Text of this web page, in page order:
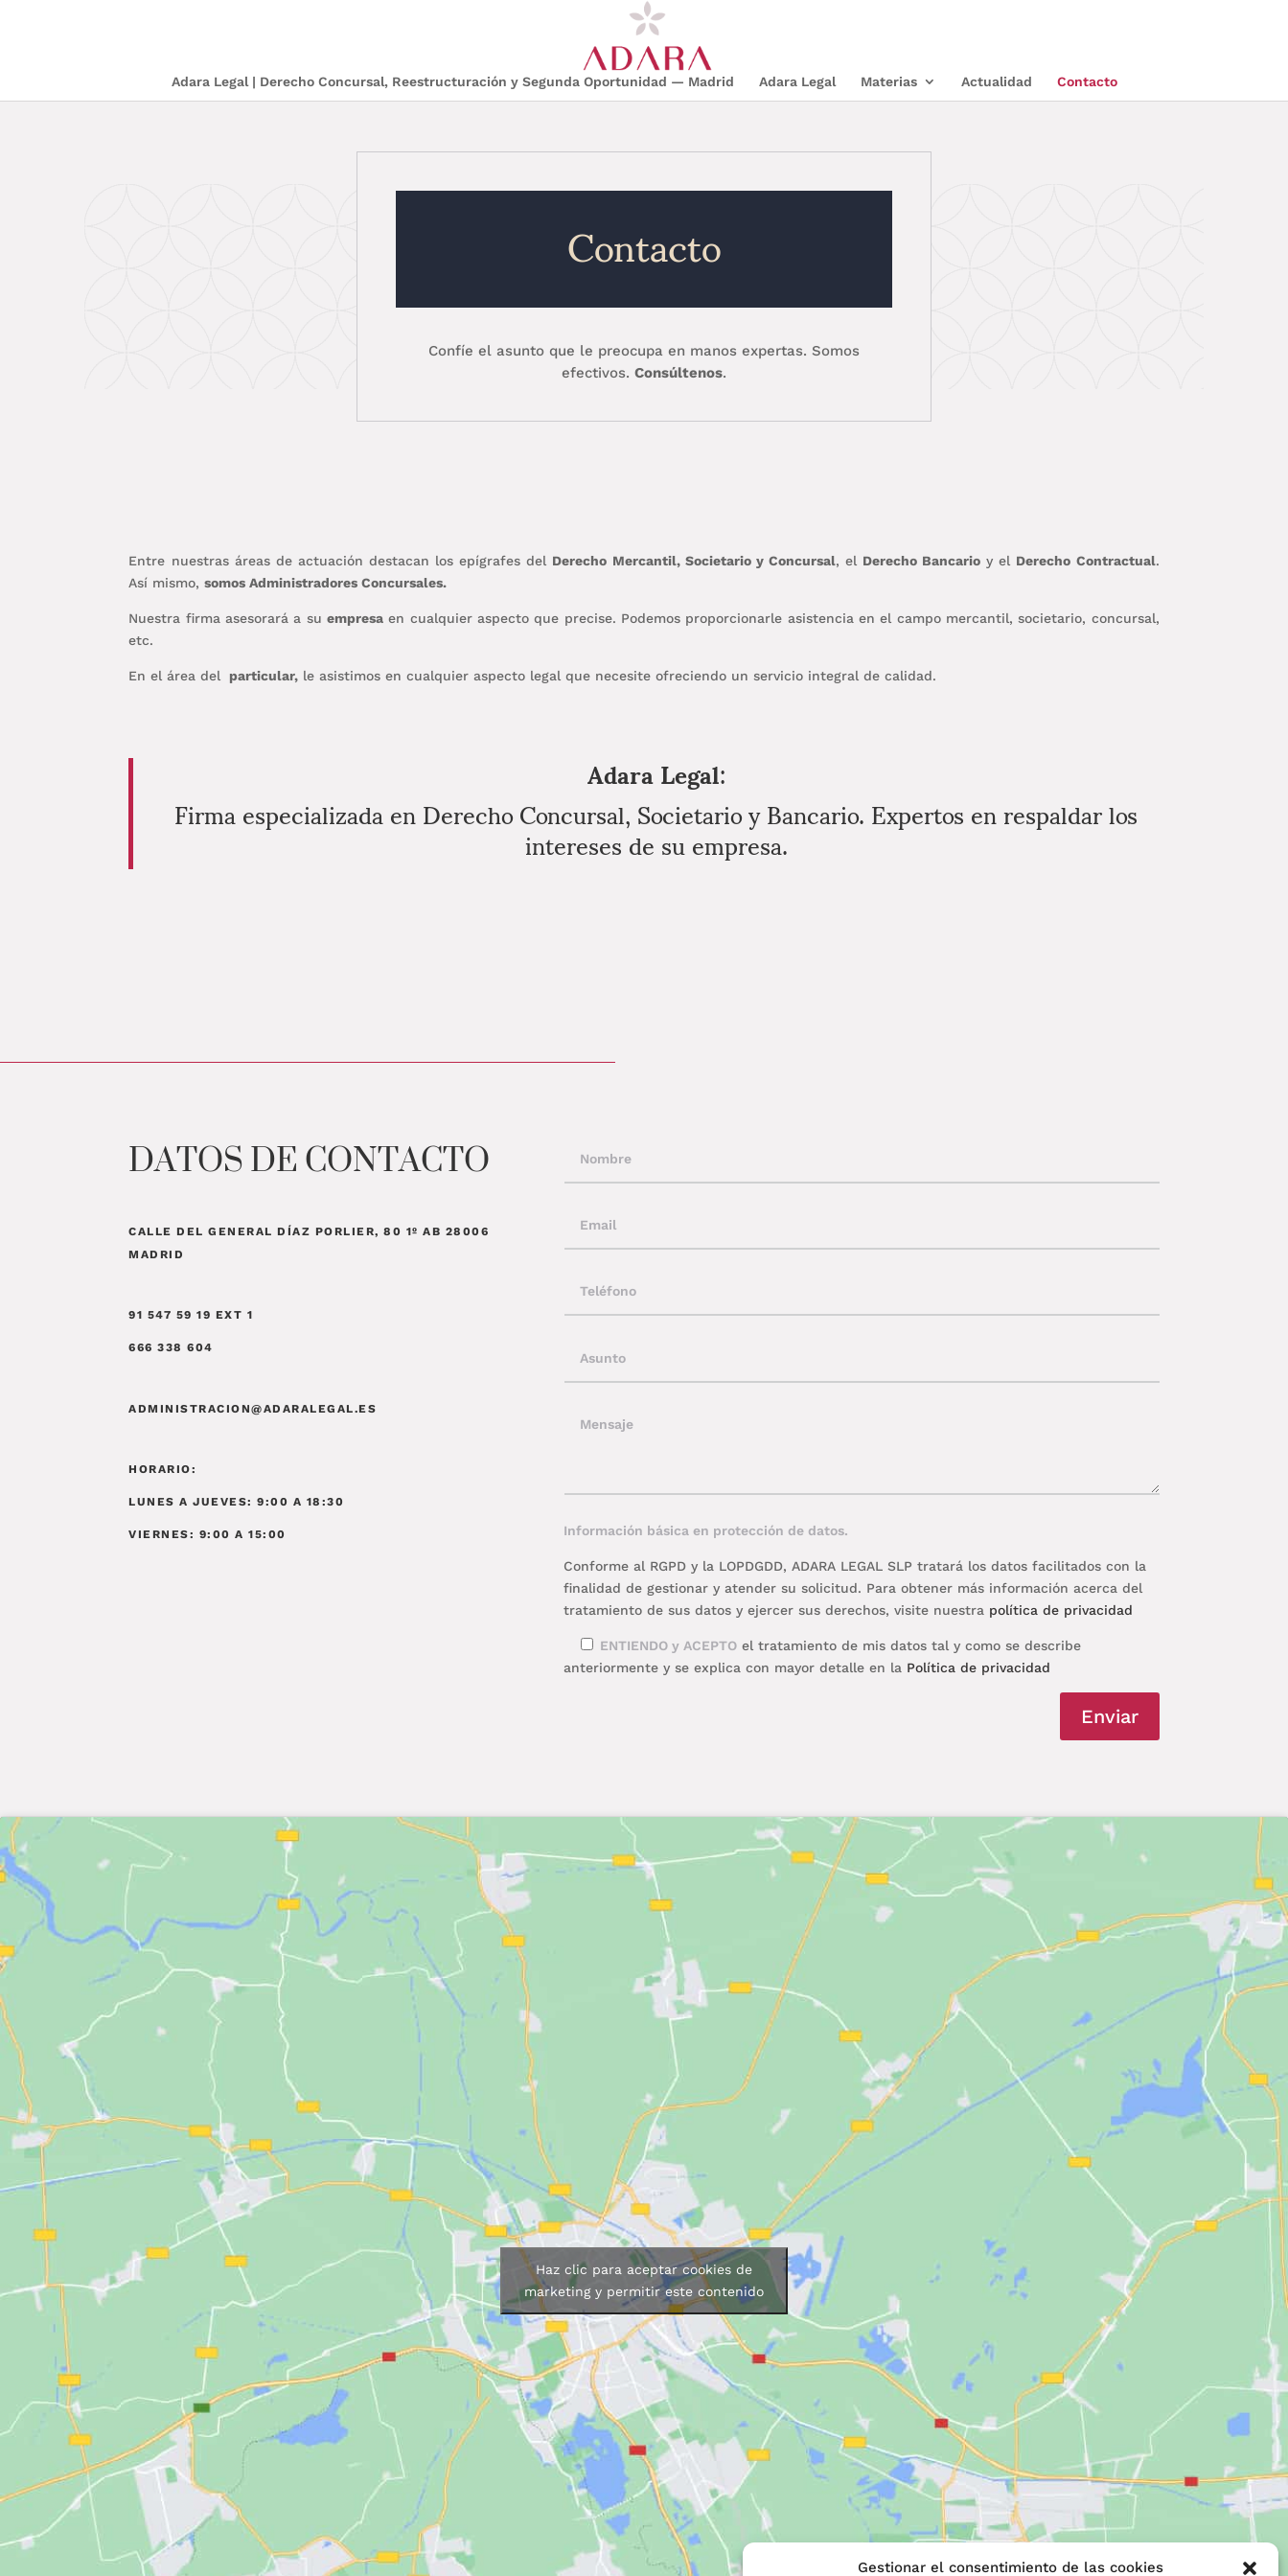
Gestionar el consentimiento de las cookies
Adara Legal | Derecho Concursal, Reestructuración y Segunda Oportunidad — Madrid Adara Legal Materias Actualidad Contacto
Contacto
Confíe el asunto que le preocupa en manos expertas. Somos
efectivos. Consúltenos.
Entre nuestras áreas de actuación destacan los epígrafes del Derecho Mercantil, Societario y Concursal, el Derecho Bancario y el Derecho Contractual.
Así mismo,somos Administradores Concursales.
Nuestra firma asesorará a suempresa en cualquier aspecto que precise. Podemos proporcionarle asistencia en el campo mercantil, societario, concursal,
etc.
En el área del particular, le asistimos en cualquier aspecto legal que necesite ofreciendo un servicio integral de calidad.
Adara Legal:
Firma especializada en Derecho Concursal, Societario y Bancario. Expertos en respaldar los
intereses de su empresa.
DATOS DE CONTACTO
CALLE DEL GENERAL DÍAZ PORLIER, 80 1º AB 28006
MADRID
91 547 59 19 EXT 1
666 338 604
ADMINISTRACION@ADARALEGAL.ES
HORARIO:
LUNES A JUEVES: 9:00 A 18:30
VIERNES: 9:00 A 15:00 Información básica en protección de datos.
Conforme al RGPD y la LOPDGDD, ADARA LEGAL SLP tratará los datos facilitados con la
finalidad de gestionar y atender su solicitud. Para obtener más información acerca del
tratamiento de sus datos y ejercer sus derechos, visite nuestra política de privacidad
ENTIENDO y ACEPTO el tratamiento de mis datos tal y como se describe
anteriormente y se explica con mayor detalle en la Política de privacidad
Haz clic para aceptar cookies de
marketing y permitir este contenido